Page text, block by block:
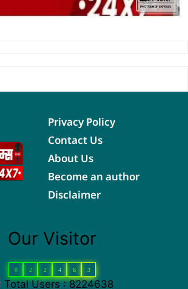
Privacy Policy
Contact Us
About Us
Become an author
Disclaimer
Our Visitor
8 2 2 4 6 3
Total Users : 8224638